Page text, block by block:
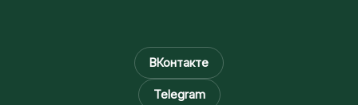
ВКонтакте
Telegram